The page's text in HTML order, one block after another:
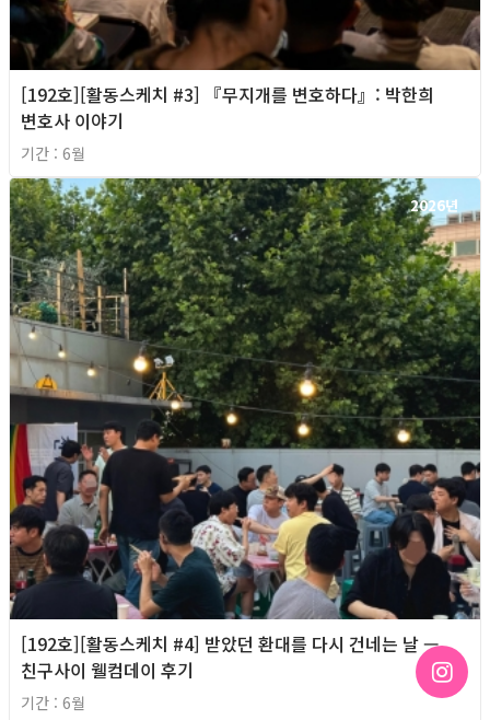
[192호][활동스케치 #3] 『무지개를 변호하다』: 박한희
변호사 이야기
기간 : 6월
2026년
[192호][활동스케치 #4] 받았던 환대를 다시 건네는 날 —
친구사이 웰컴데이 후기
기간 : 6월